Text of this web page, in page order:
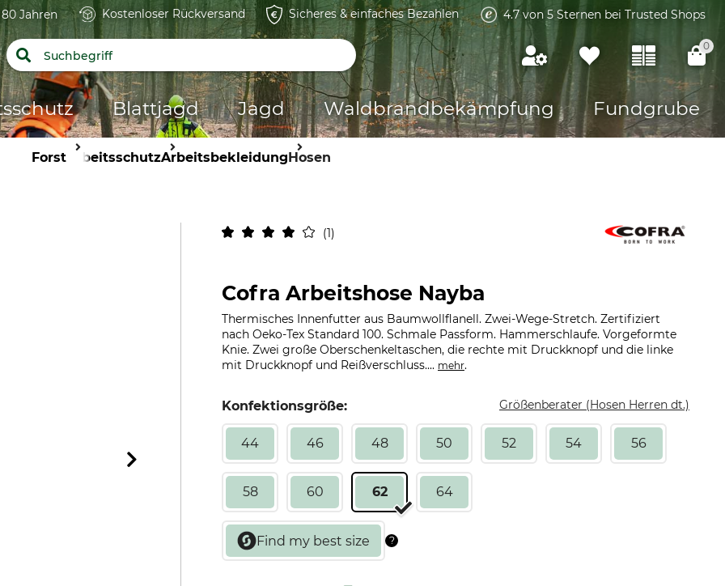
Jahren Kostenloser Rückversand Sicheres & einfaches Bezahlen 4.7 von 5 Sternen bei Trusted Shops
0
Blattjagd Jagd Waldbrandbekämpfung Fundgrube
Forst ArbeitsschutzArbeitsbekleidungHosen
1
Cofra Arbeitshose Nayba
Thermisches Innenfutter aus Baumwollflanell. Zwei-Wege-Stretch. Zertifiziert
nach Oeko-Tex Standard 100. Schmale Passform. Hammerschlaufe. Vorgeformte
Knie. Zwei große Oberschenkeltaschen, die rechte mit Druckknopf und die linke
mit Druckknopf und Reißverschluss.... mehr.
Konfektionsgröße: Größenberater (Hosen Herren dt.)
44 46 48 50 52 54 56
58 60 62 64